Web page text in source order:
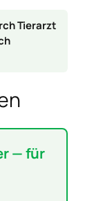
Tierarzt
— für